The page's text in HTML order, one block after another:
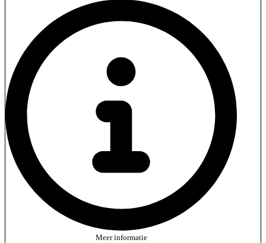
Meer informatie